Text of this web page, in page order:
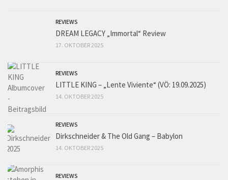
REVIEWS
DREAM LEGACY „Immortal“ Review
17. OKTOBER 2025
REVIEWS
LITTLE KING – „Lente Viviente“ (VÖ: 19.09.2025)
14. OKTOBER 2025
REVIEWS
Dirkschneider & The Old Gang – Babylon
14. OKTOBER 2025
REVIEWS